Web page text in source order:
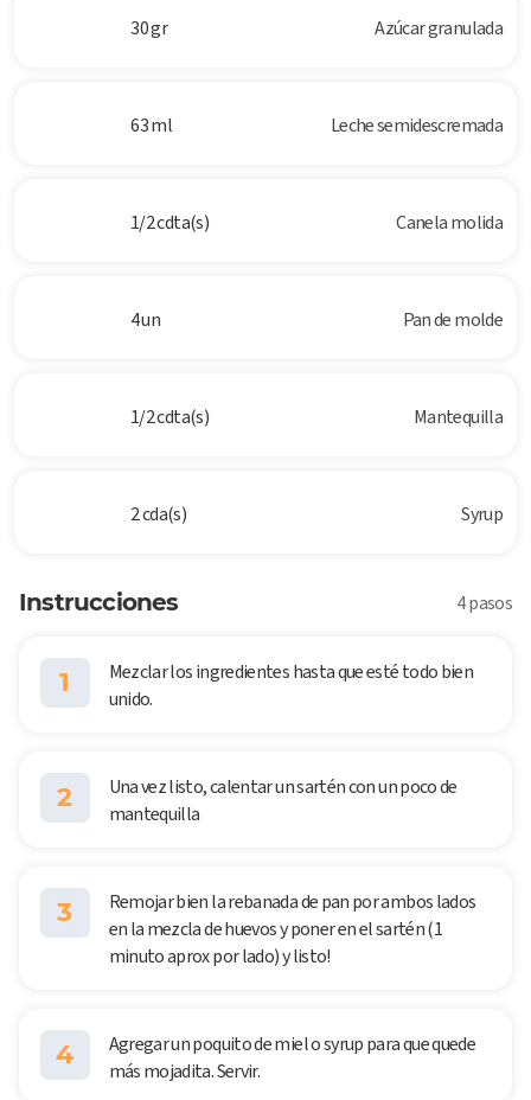
30 gr Azúcar granulada
63 ml Leche semidescremada
1/2 cdta(s) Canela molida
4 un Pan de molde
1/2 cdta(s) Mantequilla
2 cda(s) Syrup
Instrucciones 4 pasos
1
Mezclar los ingredientes hasta que esté todo bien
unido.
2
Una vez listo, calentar un sartén con un poco de
mantequilla
3
Remojar bien la rebanada de pan por ambos lados
en la mezcla de huevos y poner en el sartén (1
minuto aprox por lado) y listo!
4
Agregar un poquito de miel o syrup para que quede
más mojadita. Servir.